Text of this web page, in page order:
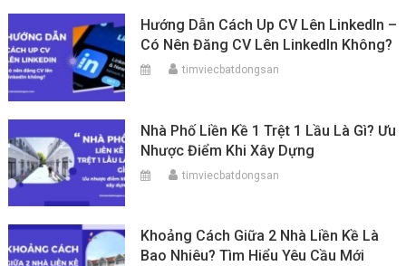
Hướng Dẫn Cách Up CV Lên LinkedIn –
Có Nên Đăng CV Lên LinkedIn Không?
timviecbatdongsan
Nhà Phố Liền Kề 1 Trệt 1 Lầu Là Gì? Ưu
Nhược Điểm Khi Xây Dựng
timviecbatdongsan
Khoảng Cách Giữa 2 Nhà Liền Kề Là
Bao Nhiêu? Tìm Hiểu Yêu Cầu Mới